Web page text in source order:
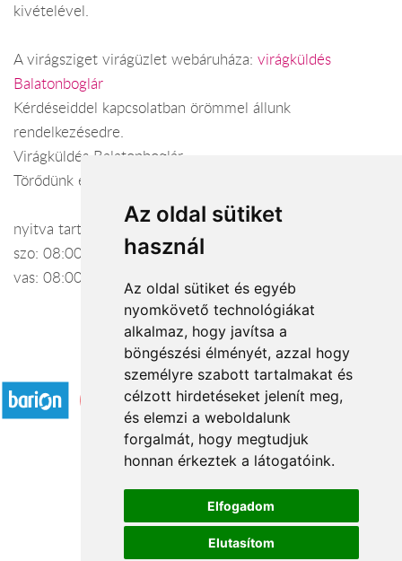
Az oldal sütiket
használ
Az oldal sütiket és egyéb
nyomkövető technológiákat
alkalmaz, hogy javítsa a
böngészési élményét, azzal hogy
személyre szabott tartalmakat és
célzott hirdetéseket jelenít meg,
és elemzi a weboldalunk
forgalmát, hogy megtudjuk
honnan érkeztek a látogatóink.
Elfogadom
Elutasítom
kivételével.
A virágsziget virágüzlet webáruháza: virágküldés
Balatonboglár
Kérdéseiddel kapcsolatban örömmel állunk
rendelkezésedre.
Virágküldés Balatonboglár
Törődünk egymással
nyitva tartás: h-p: 08:00-17:00
szo: 08:00-14:00
vas: 08:00-12:00
Elfogadott fizetési módok
Á.SZ.F.
Impresszum
Adatkezelési tájékoztató